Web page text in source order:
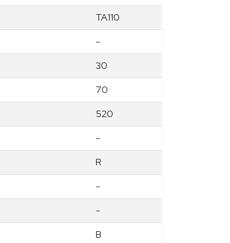
TA110
-
30
70
520
-
R
-
-
B